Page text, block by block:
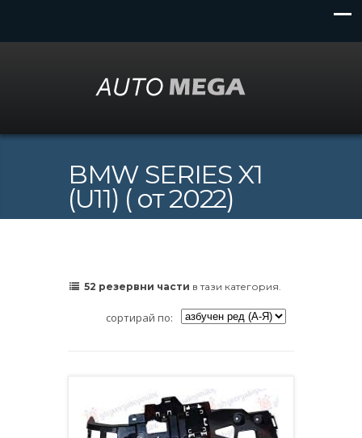
BMW SERIES X1
(U11) ( от 2022)
52 резервни части в тази категория.
сортирай по: